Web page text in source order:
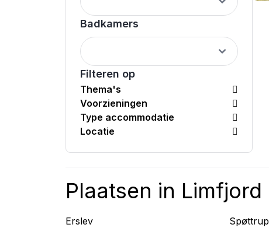
Badkamers
Filteren op
Thema's
Voorzieningen
Type accommodatie
Locatie
Plaatsen in Limfjord
Erslev Spøttrup